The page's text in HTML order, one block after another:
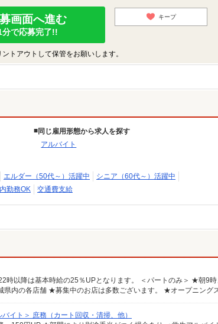
画面へ進む
分で応募完了!!
キープ
トアウトして保管をお願いします。
同じ雇用形態から求人を探す
アルバイト
エルダー（50代～）活躍中
シニア（60代～）活躍中
勤務OK 交通費支給
イト＞ 庶務（カート回収・清掃、他）